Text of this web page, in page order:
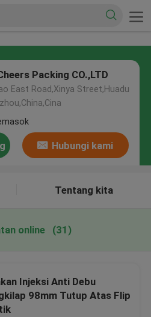
Packing CO.,LTD
East Road,Xinya Street,Huadu
Hubungi kami
Tentang kita
online (31)
Injeksi Anti Debu
98mm Tutup Atas Flip